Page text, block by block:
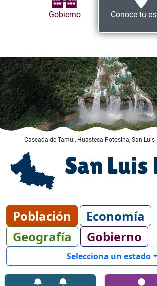
Gobierno Conoce tu
Cascada de Tamul, Huasteca Potosina, San Luis
San
Población
Economía
Geografía
Gobierno
Selecciona un estado